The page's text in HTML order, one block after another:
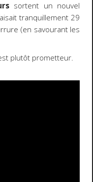
sortent un nouvel
tranquillement 29
(en savourant les
plutôt prometteur.